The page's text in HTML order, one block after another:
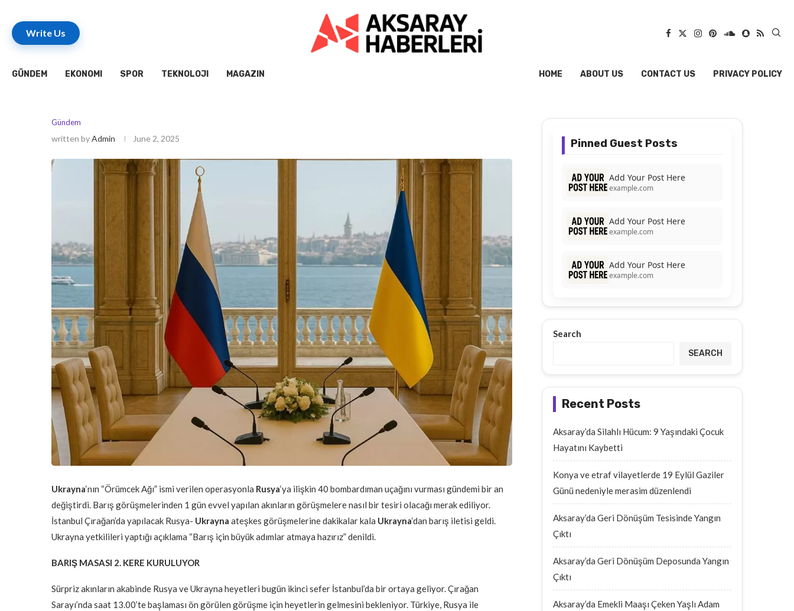
Write Us
GÜNDEM EKONOMI SPOR TEKNOLOJI MAGAZIN HOME ABOUT US CONTACT US PRIVACY POLICY
Gündem
written byAdmin June 2, 2025
Ukrayna‘nın “Örümcek Ağı” ismi verilen operasyonla Rusya‘ya ilişkin 40 bombardıman uçağını vurması gündemi bir an
değiştirdi. Barış görüşmelerinden 1 gün evvel yapılan akınların görüşmelere nasıl bir tesiri olacağı merak ediliyor.
İstanbul Çırağan’da yapılacak Rusya- Ukrayna ateşkes görüşmelerine dakikalar kala Ukrayna‘dan barış iletisi geldi.
Ukrayna yetkilileri yaptığı açıklama “Barış için büyük adımlar atmaya hazırız” denildi.
BARIŞ MASASI 2. KERE KURULUYOR
Sürpriz akınların akabinde Rusya ve Ukrayna heyetleri bugün ikinci sefer İstanbul’da bir ortaya geliyor. Çırağan
Sarayı’nda saat 13.00’te başlaması ön görülen görüşme için heyetlerin gelmesini bekleniyor. Türkiye, Rusya ile
Pinned Guest Posts
Add Your Post Here
example.com
Add Your Post Here
example.com
Add Your Post Here
example.com
Search
SEARCH
Recent Posts
Aksaray’da Silahlı Hücum: 9 Yaşındaki Çocuk
Hayatını Kaybetti
Konya ve etraf vilayetlerde 19 Eylül Gaziler
Günü nedeniyle merasim düzenlendi
Aksaray’da Geri Dönüşüm Tesisinde Yangın
Çıktı
Aksaray’da Geri Dönüşüm Deposunda Yangın
Çıktı
Aksaray’da Emekli Maaşı Çeken Yaşlı Adam